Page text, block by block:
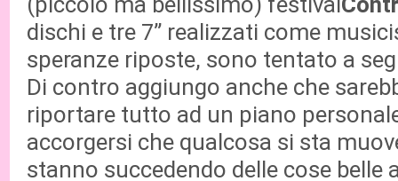
dischi e tre 7” realizzati come
speranze riposte, sono tentato a
Di contro aggiungo anche che
riportare tutto ad un piano
accorgersi che qualcosa si sta
stanno succedendo delle cose belle